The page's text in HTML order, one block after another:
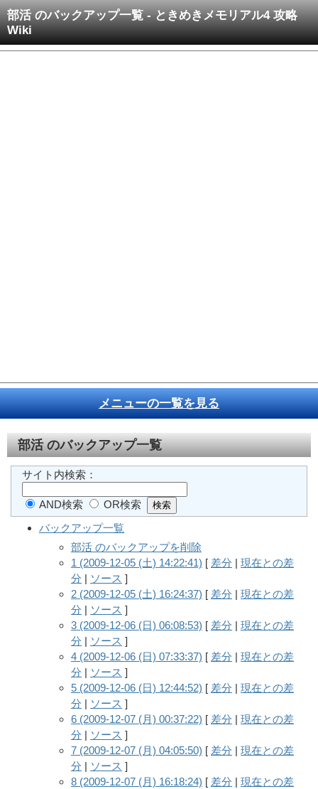
部活 のバックアップ一覧 - ときめきメモリアル4 攻略
Wiki
メニューの一覧を見る
部活のバックアップ一覧
サイト内検索：
AND検索
OR検索
バックアップ一覧
部活 のバックアップを削除
1 (2009-12-05 (土) 14:22:41) [ 差分 | 現在との差
分 | ソース ]
2 (2009-12-05 (土) 16:24:37) [ 差分 | 現在との差
分 | ソース ]
3 (2009-12-06 (日) 06:08:53) [ 差分 | 現在との差
分 | ソース ]
4 (2009-12-06 (日) 07:33:37) [ 差分 | 現在との差
分 | ソース ]
5 (2009-12-06 (日) 12:44:52) [ 差分 | 現在との差
分 | ソース ]
6 (2009-12-07 (月) 00:37:22) [ 差分 | 現在との差
分 | ソース ]
7 (2009-12-07 (月) 04:05:50) [ 差分 | 現在との差
分 | ソース ]
8 (2009-12-07 (月) 16:18:24) [ 差分 | 現在との差